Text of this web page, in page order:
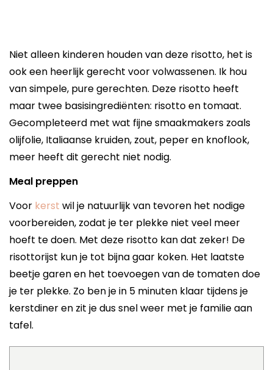
Niet alleen kinderen houden van deze risotto, het is
ook een heerlijk gerecht voor volwassenen. Ik hou
van simpele, pure gerechten. Deze risotto heeft
maar twee basisingrediënten: risotto en tomaat.
Gecompleteerd met wat fijne smaakmakers zoals
olijfolie, Italiaanse kruiden, zout, peper en knoflook,
meer heeft dit gerecht niet nodig.
Meal preppen
Voor kerst wil je natuurlijk van tevoren het nodige
voorbereiden, zodat je ter plekke niet veel meer
hoeft te doen. Met deze risotto kan dat zeker! De
risottorijst kun je tot bijna gaar koken. Het laatste
beetje garen en het toevoegen van de tomaten doe
je ter plekke. Zo ben je in 5 minuten klaar tijdens je
kerstdiner en zit je dus snel weer met je familie aan
tafel.